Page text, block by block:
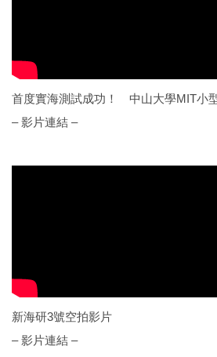
首度實海測試成功！ 中山大學MIT小
– 影片連結 –
新海研3號空拍影片
– 影片連結 –